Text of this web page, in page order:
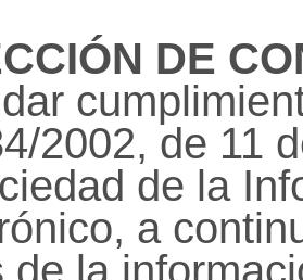
DE
2002, de 11
de la
a